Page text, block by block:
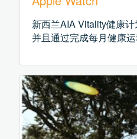
新西兰AIA Vitality健康
并且通过完成每月健康